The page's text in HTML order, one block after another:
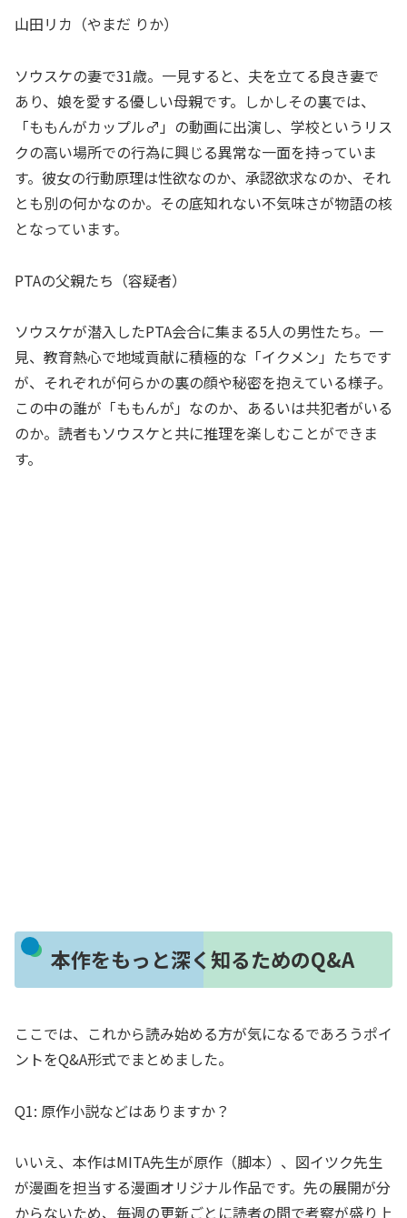
山田リカ（やまだ りか）
ソウスケの妻で31歳。一見すると、夫を立てる良き妻で
あり、娘を愛する優しい母親です。しかしその裏では、
「ももんがカップル♂」の動画に出演し、学校というリス
クの高い場所での行為に興じる異常な一面を持っていま
す。彼女の行動原理は性欲なのか、承認欲求なのか、それ
とも別の何かなのか。その底知れない不気味さが物語の核
となっています。
PTAの父親たち（容疑者）
ソウスケが潜入したPTA会合に集まる5人の男性たち。一
見、教育熱心で地域貢献に積極的な「イクメン」たちです
が、それぞれが何らかの裏の顔や秘密を抱えている様子。
この中の誰が「ももんが」なのか、あるいは共犯者がいる
のか。読者もソウスケと共に推理を楽しむことができま
す。
本作をもっと深く知るためのQ&A
ここでは、これから読み始める方が気になるであろうポイ
ントをQ&A形式でまとめました。
Q1: 原作小説などはありますか？
いいえ、本作はMITA先生が原作（脚本）、図イツク先生
が漫画を担当する漫画オリジナル作品です。先の展開が分
からないため、毎週の更新ごとに読者の間で考察が盛り上